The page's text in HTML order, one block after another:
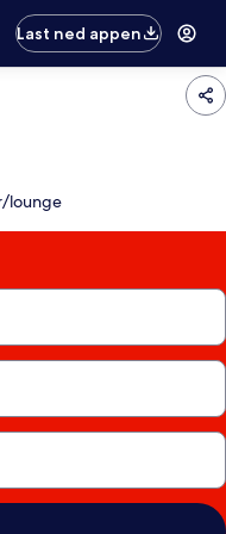
Last ned appen
lounge